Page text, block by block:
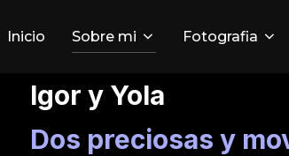
Inicio Sobre mi Fotografia
Igor y Yola
Dos preciosas y